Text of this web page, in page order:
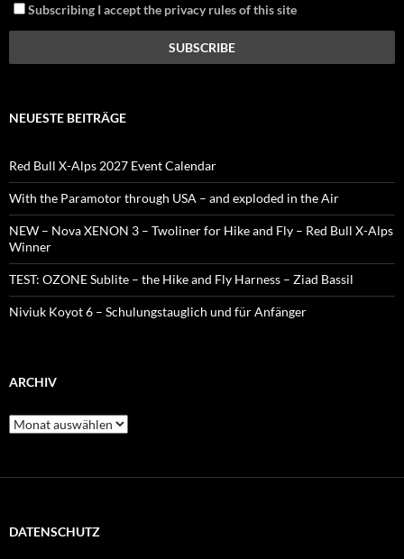
Subscribing I accept the privacy rules of this site
NEUESTE BEITRÄGE
Red Bull X-Alps 2027 Event Calendar
With the Paramotor through USA – and exploded in the Air
NEW – Nova XENON 3 – Twoliner for Hike and Fly – Red Bull X-Alps
Winner
TEST: OZONE Sublite – the Hike and Fly Harness – Ziad Bassil
Niviuk Koyot 6 – Schulungstauglich und für Anfänger
ARCHIV
Archiv
DATENSCHUTZ